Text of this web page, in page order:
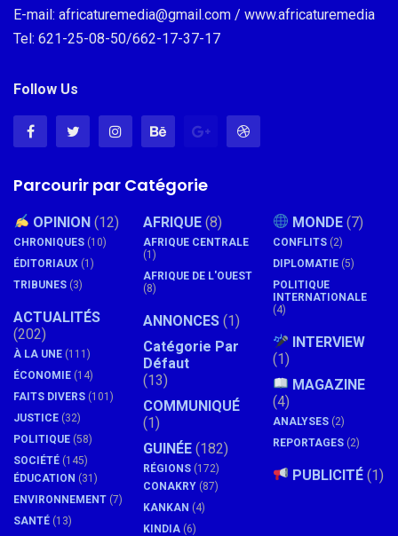
E-mail: africaturemedia@gmail.com / www.africaturemedia
Tel: 621-25-08-50/662-17-37-17
Follow Us
Parcourir par Catégorie
OPINION (12)
CHRONIQUES (10)
ÉDITORIAUX (1)
TRIBUNES (3)
ACTUALITÉS
(202)
À LA UNE (111)
ÉCONOMIE (14)
FAITS DIVERS (101)
JUSTICE (32)
POLITIQUE (58)
SOCIÉTÉ (145)
ÉDUCATION (31)
ENVIRONNEMENT (7)
SANTÉ (13)
AFRIQUE (8)
AFRIQUE CENTRALE
(1)
AFRIQUE DE L'OUEST
(8)
ANNONCES (1)
Catégorie Par
Défaut
(13)
COMMUNIQUÉ
(1)
GUINÉE (182)
RÉGIONS (172)
CONAKRY (87)
KANKAN (4)
KINDIA (6)
MONDE (7)
CONFLITS (2)
DIPLOMATIE (5)
POLITIQUE
INTERNATIONALE
(4)
INTERVIEW
(1)
MAGAZINE
(4)
ANALYSES (2)
REPORTAGES (2)
PUBLICITÉ (1)